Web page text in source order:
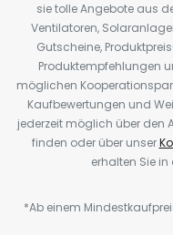
sie tolle Angebote aus
Ventilatoren,
Gutscheine,
Produktempfehlungen
möglichen
Kaufbewertungen und
jederzeit möglich über den
finden oder über unser
erhalten Sie in
*Ab einem